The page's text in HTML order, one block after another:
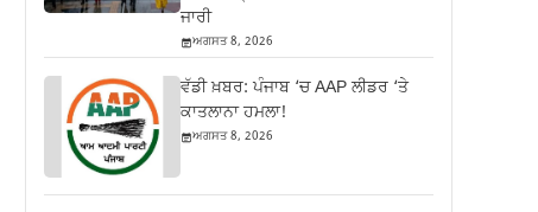
ਜਾਰੀ
ਅਗਸਤ 8, 2026
ਵੱਡੀ ਖ਼ਬਰ: ਪੰਜਾਬ ‘ਚ AAP ਲੀਡਰ ‘ਤੇ
ਕਾਤਲਾਨਾ ਹਮਲਾ!
ਅਗਸਤ 8, 2026